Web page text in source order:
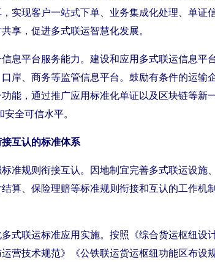
实现客户一站式下单、业务集成化处理、单证
享，促进多式联运智慧化发展。
平台服务能力。建设和应用多式联运信息平
岸、商务等监管信息平台。鼓励有条件的运输
能，通过推广应用标准化单证以及区块链等新
安全可信水平。
互认的标准体系
规则衔接互认。因地制宜完善多式联运设施、
算、保险理赔等标准规则衔接和互认的工作机
联运标准应用实施。按照《综合货运枢纽设
营技术规范》《公铁联运货运枢纽功能区布设